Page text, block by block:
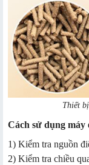
Thiết
Cách sử dụng máy
1) Kiểm tra nguồn
2) Kiểm tra chiều